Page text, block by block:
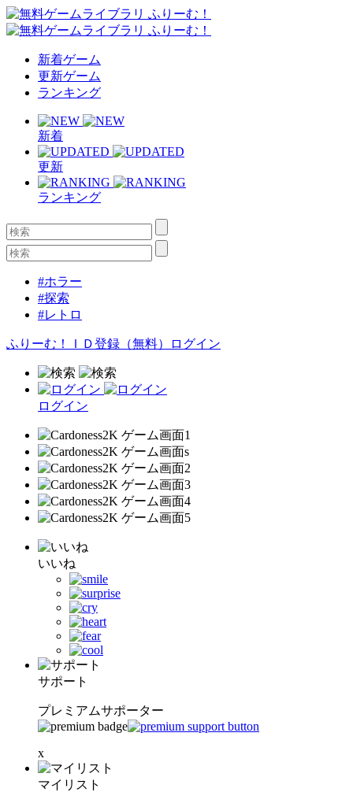
新着ゲーム
更新ゲーム
ランキング
新着
更新
ランキング
#ホラー
#探索
#レトロ
ふりーむ！ＩＤ登録（無料） ログイン
ログイン
いいね
サポート
プレミアムサポーター
x
マイリスト